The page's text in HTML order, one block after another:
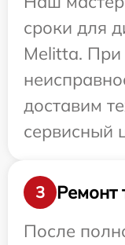
сроки для
Melitta. При
доставим
сервисный
3
Ремонт
После